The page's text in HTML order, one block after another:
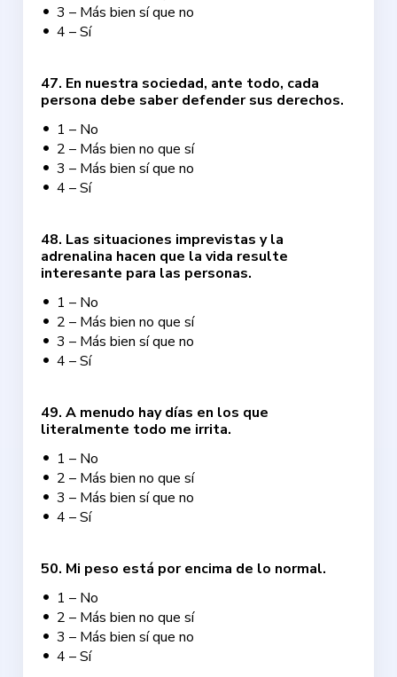
3 – Más bien sí que no
4 – Sí
47. En nuestra sociedad, ante todo, cada
persona debe saber defender sus derechos.
1 – No
2 – Más bien no que sí
3 – Más bien sí que no
4 – Sí
48. Las situaciones imprevistas y la
adrenalina hacen que la vida resulte
interesante para las personas.
1 – No
2 – Más bien no que sí
3 – Más bien sí que no
4 – Sí
49.A menudo hay días en los que
literalmente todo me irrita.
1 – No
2 – Más bien no que sí
3 – Más bien sí que no
4 – Sí
50. Mi peso está por encima de lo normal.
1 – No
2 – Más bien no que sí
3 – Más bien sí que no
4 – Sí